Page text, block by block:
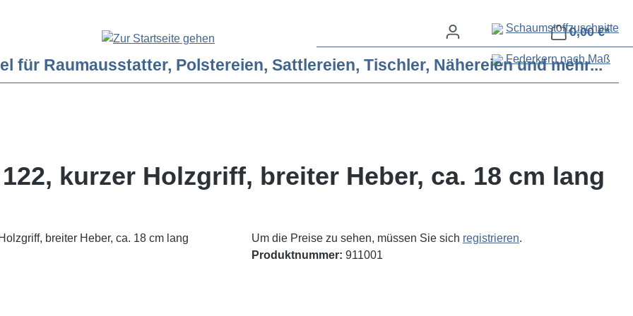
Schaumstoffzuschnitte
Federkern nach Maß
0,00 €*
für Raumausstatter, Polstereien, Sattlereien, Tischler, Nähereien und mehr...
kurzer Holzgriff, breiter Heber, ca. 18 cm lang
Um die Preise zu sehen, müssen Sie sich registrieren.
Produktnummer: 911001